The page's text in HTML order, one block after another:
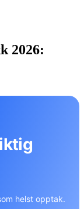
2026:
helst opptak.